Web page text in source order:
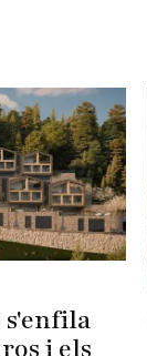
s'enfila
i els